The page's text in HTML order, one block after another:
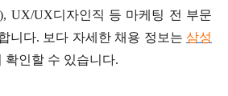
UX/UX디자인직 등 마케팅 전 부문
니다. 보다 자세한 채용 정보는 삼성
확인할 수 있습니다.